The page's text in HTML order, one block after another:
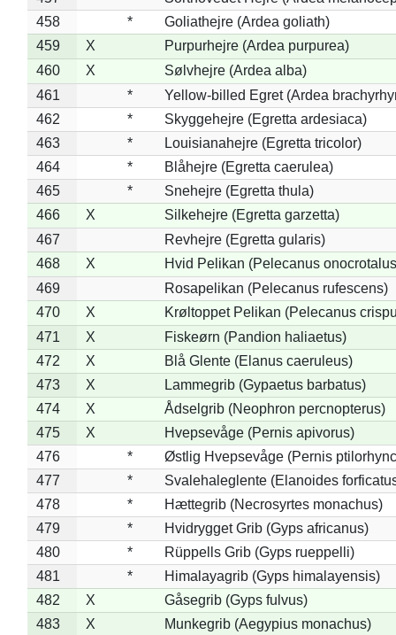
458
*
Goliathejre (Ardea goliath)
459
X
Purpurhejre (Ardea purpurea)
460
X
Sølvhejre (Ardea alba)
461
*
Yellow-billed Egret (Ardea
462
*
Skyggehejre (Egretta ardesiaca)
463
*
Louisianahejre (Egretta tricolor)
464
*
Blåhejre (Egretta caerulea)
465
*
Snehejre (Egretta thula)
466
X
Silkehejre (Egretta garzetta)
467
Revhejre (Egretta gularis)
468
X
Hvid Pelikan (Pelecanus
469
Rosapelikan (Pelecanus rufescens)
470
X
Krøltoppet Pelikan (Pelecanus
471
X
Fiskeørn (Pandion haliaetus)
472
X
Blå Glente (Elanus caeruleus)
473
X
Lammegrib (Gypaetus barbatus)
474
X
Ådselgrib (Neophron percnopterus)
475
X
Hvepsevåge (Pernis apivorus)
476
*
Østlig Hvepsevåge (Pernis
477
*
Svalehaleglente (Elanoides
478
*
Hættegrib (Necrosyrtes monachus)
479
*
Hvidrygget Grib (Gyps africanus)
480
*
Rüppells Grib (Gyps rueppelli)
481
*
Himalayagrib (Gyps himalayensis)
482
X
Gåsegrib (Gyps fulvus)
483
X Munkegrib (Aegypius monachus)